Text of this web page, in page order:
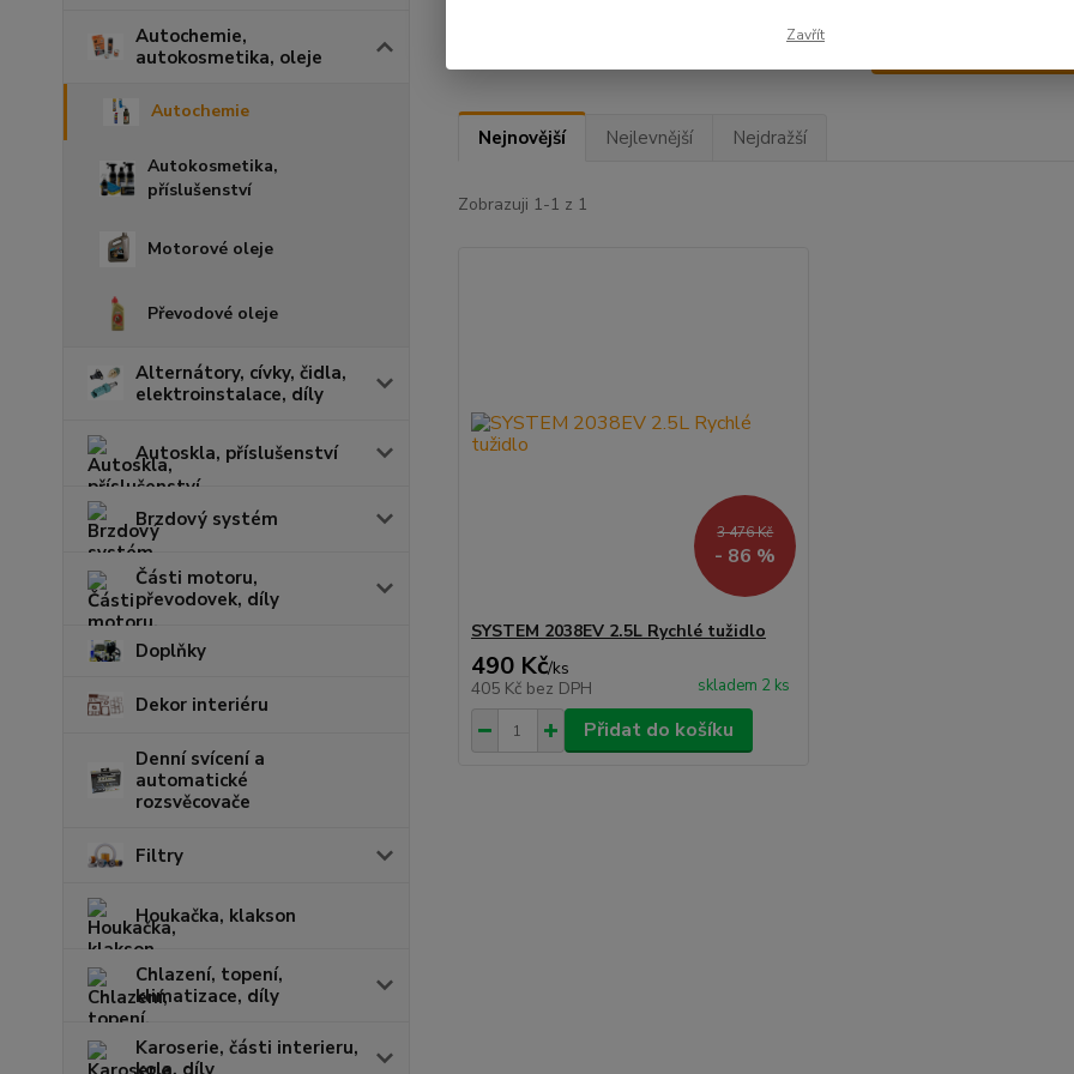
Autochemie,
autokosmetika, oleje
Autochemie
Autokosmetika,
příslušenství
Motorové oleje
Převodové oleje
Alternátory, cívky, čidla,
elektroinstalace, díly
Autoskla, příslušenství
Brzdový systém
Části motoru,
převodovek, díly
Doplňky
Dekor interiéru
Denní svícení a
automatické
rozsvěcovače
Filtry
Houkačka, klakson
Chlazení, topení,
klimatizace, díly
Karoserie, části interieru,
kola, díly
Nejnovější Nejlevnější Nejdražší
Zobrazuji 1-1 z 1
3 476 Kč
- 86 %
SYSTEM 2038EV 2.5L Rychlé tužidlo
490 Kč/ks
405 Kč bez DPH skladem 2 ks
Přidat do košíku
Zavřít